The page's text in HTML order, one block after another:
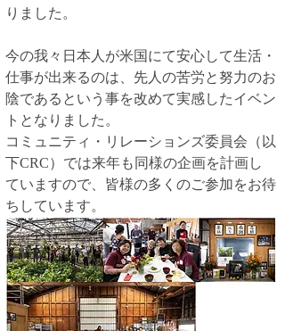
りました。
今の我々日本人が米国にて安心して生活・
仕事が出来るのは、先人の苦労と努力のお
陰であるという事を改めて実感したイベン
トとなりました。
コミュニティ・リレーションズ委員会（以
下CRC）では来年も同様の企画を計画し
ていますので、皆様の多くのご参加をお待
ちしています。